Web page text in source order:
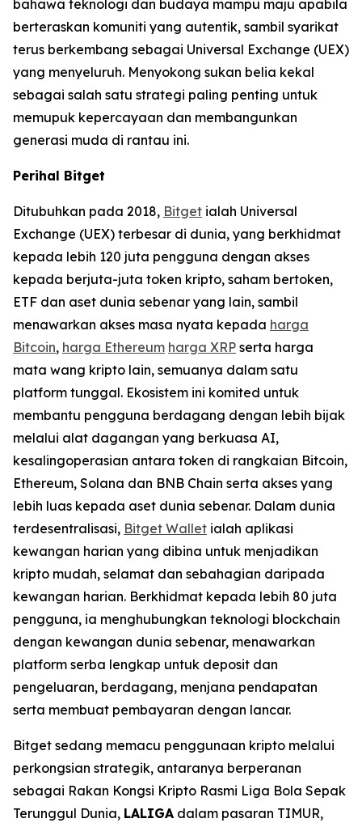
bahawa teknologi dan budaya mampu maju apabila
berteraskan komuniti yang autentik, sambil syarikat
terus berkembang sebagai Universal Exchange (UEX)
yang menyeluruh. Menyokong sukan belia kekal
sebagai salah satu strategi paling penting untuk
memupuk kepercayaan dan membangunkan
generasi muda di rantau ini.
Perihal Bitget
Ditubuhkan pada 2018, Bitget ialah Universal
Exchange (UEX) terbesar di dunia, yang berkhidmat
kepada lebih 120 juta pengguna dengan akses
kepada berjuta-juta token kripto, saham bertoken,
ETF dan aset dunia sebenar yang lain, sambil
menawarkan akses masa nyata kepada harga
Bitcoin, harga Ethereum harga XRP serta harga
mata wang kripto lain, semuanya dalam satu
platform tunggal. Ekosistem ini komited untuk
membantu pengguna berdagang dengan lebih bijak
melalui alat dagangan yang berkuasa AI,
kesalingoperasian antara token di rangkaian Bitcoin,
Ethereum, Solana dan BNB Chain serta akses yang
lebih luas kepada aset dunia sebenar. Dalam dunia
terdesentralisasi, Bitget Wallet ialah aplikasi
kewangan harian yang dibina untuk menjadikan
kripto mudah, selamat dan sebahagian daripada
kewangan harian. Berkhidmat kepada lebih 80 juta
pengguna, ia menghubungkan teknologi blockchain
dengan kewangan dunia sebenar, menawarkan
platform serba lengkap untuk deposit dan
pengeluaran, berdagang, menjana pendapatan
serta membuat pembayaran dengan lancar.
Bitget sedang memacu penggunaan kripto melalui
perkongsian strategik, antaranya berperanan
sebagai Rakan Kongsi Kripto Rasmi Liga Bola Sepak
Terunggul Dunia, LALIGA dalam pasaran TIMUR,